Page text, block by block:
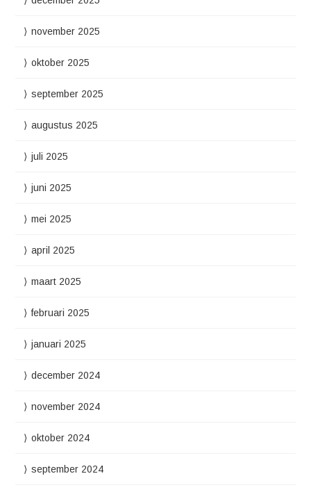
november 2025
oktober 2025
september 2025
augustus 2025
juli 2025
juni 2025
mei 2025
april 2025
maart 2025
februari 2025
januari 2025
december 2024
november 2024
oktober 2024
september 2024